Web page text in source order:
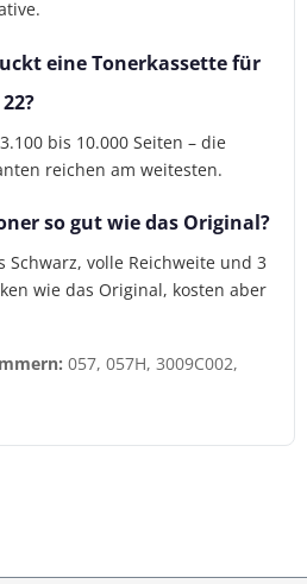
eine Tonerkassette für
bis 10.000 Seiten – die
reichen am weitesten.
so gut wie das Original?
Schwarz, volle Reichweite und 3
wie das Original, kosten aber
057, 057H, 3009C002,